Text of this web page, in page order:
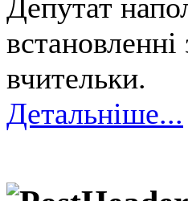
Депутат
вчительки.
Детальніше...